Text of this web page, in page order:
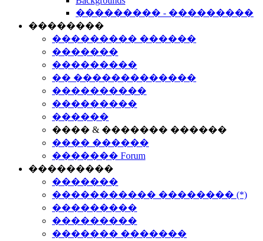
��������� - ���������
��������
��������� ������
�������
���������
�� �������������
����������
���������
������
���� & ������� ������
���� ������
������� Forum
���������
�������
����������� �������� (*)
���������
���������
������� �������